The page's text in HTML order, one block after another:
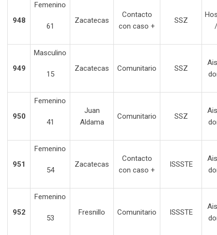
948
Femenino
61
Zacatecas
Contacto
con caso +
SSZ
949
Masculino
15
Zacatecas Comunitario SSZ
950
Femenino
41
Juan
Aldama
Comunitario SSZ
951
Femenino
54
Zacatecas
Contacto
con caso +
ISSSTE
952
Femenino
53
Fresnillo Comunitario ISSSTE